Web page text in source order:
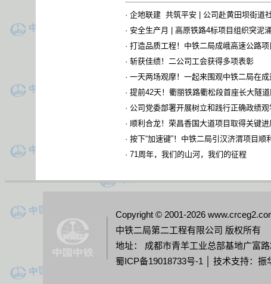
· 企地联建 共筑平安 | 公司赴黄田坝街道
· 安全生产月 | 高原铁路4标项目组织突泥
· 打造品质工程！中铁二局成峨高速公路
· 斩获佳绩！二公司工会获得多项表彰
· 一天两场观摩！一起来围观中铁二局在
· 提前42天！衢丽铁路衢松段首座长大隧
· 公司党委部署开展树立和践行正确政绩
· 顺利合龙！荣昌香国大道项目取得关键进
· 按下“加速键”！中铁二局引汉济渭项目顺
· 71周年，我们的山河，我们的征程
Copyright © 2001-2026
中铁二局第二工程有限公司 版权所有
地址： 成都市青羊工业总部基地广富
蜀ICP备19018733号-1 │ 技术支持：振